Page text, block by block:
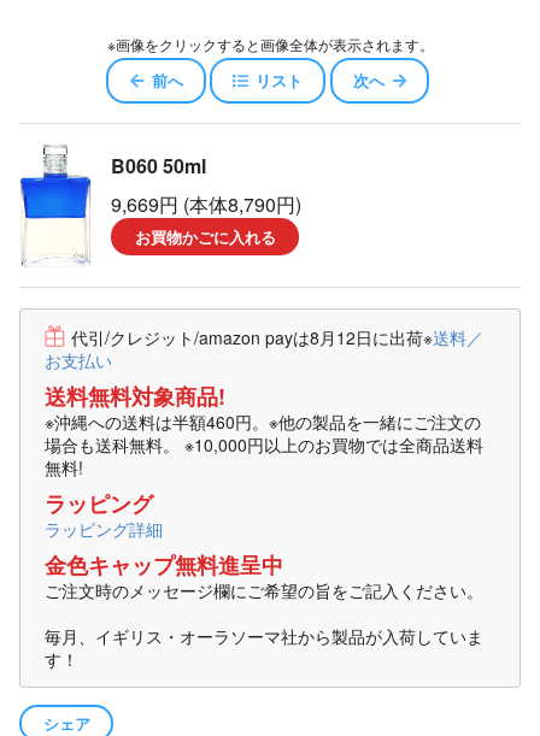
※画像をクリックすると画像全体が表示されます。
前へ リスト 次へ
B060 50ml
9,669円 (本体8,790円)
お買物かごに入れる
代引/クレジット/amazon payは8月12日に出荷※送料／
お支払い
送料無料対象商品!
※沖縄への送料は半額460円。※他の製品を一緒にご注文の
場合も送科無料。 ※10,000円以上のお買物では全商品送料
無料!
ラッピング
ラッピング詳細
金色キャップ無料進呈中
ご注文時のメッセージ欄にご希望の旨をご記入ください。
毎月、イギリス・オーラソーマ社から製品が入荷していま
す！
シェア